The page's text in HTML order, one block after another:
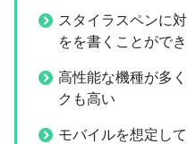
スタイラスペンに
をを書くことがで
高性能な機種が多
クも高い
モバイルを想定し